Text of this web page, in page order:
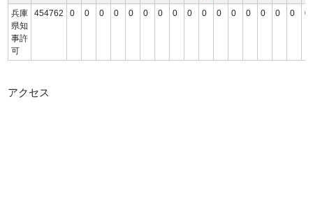
兵庫
県知
事許
可
454762 0 0 0 0 0 0 0 0 0 0 0 0 0 0 0 0 0
アクセス